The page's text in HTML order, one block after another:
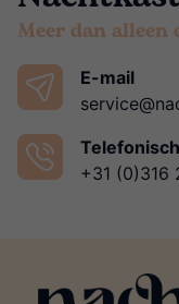
Meer dan alleen
E-mail
Telefonisch
+31 (0)316